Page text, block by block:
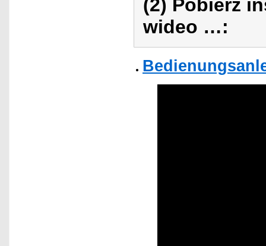
(2) Pobierz
wideo …: